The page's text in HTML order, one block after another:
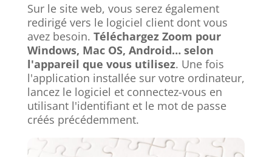
Sur le site web, vous serez également
redirigé vers le logiciel client dont vous
avez besoin. Téléchargez Zoom pour
Windows, Mac OS, Android… selon
l'appareil que vous utilisez. Une fois
l'application installée sur votre ordinateur,
lancez le logiciel et connectez-vous en
utilisant l'identifiant et le mot de passe
créés précédemment.